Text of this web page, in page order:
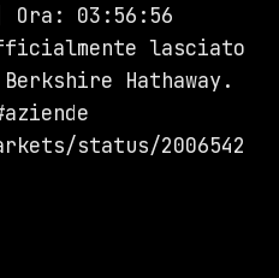
Ora: 03:56:56
lasciato
Hathaway.
status/2006542